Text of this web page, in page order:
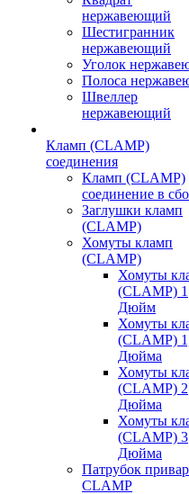
нержавеющий
Шестигранник
нержавеющий
Уголок
Полоса
Швеллер
нержавеющий
Кламп (CLAMP)
соединения
Кламп (CLAMP)
соединение в
Заглушки кламп
(CLAMP)
Хомуты кламп
(CLAMP)
Хомуты
(CLAMP) 1
Дюйм
Хомуты
(CLAMP)
Дюйма
Хомуты
(CLAMP) 2
Дюйма
Хомуты
(CLAMP) 3
Дюйма
Патрубок
CLAMP